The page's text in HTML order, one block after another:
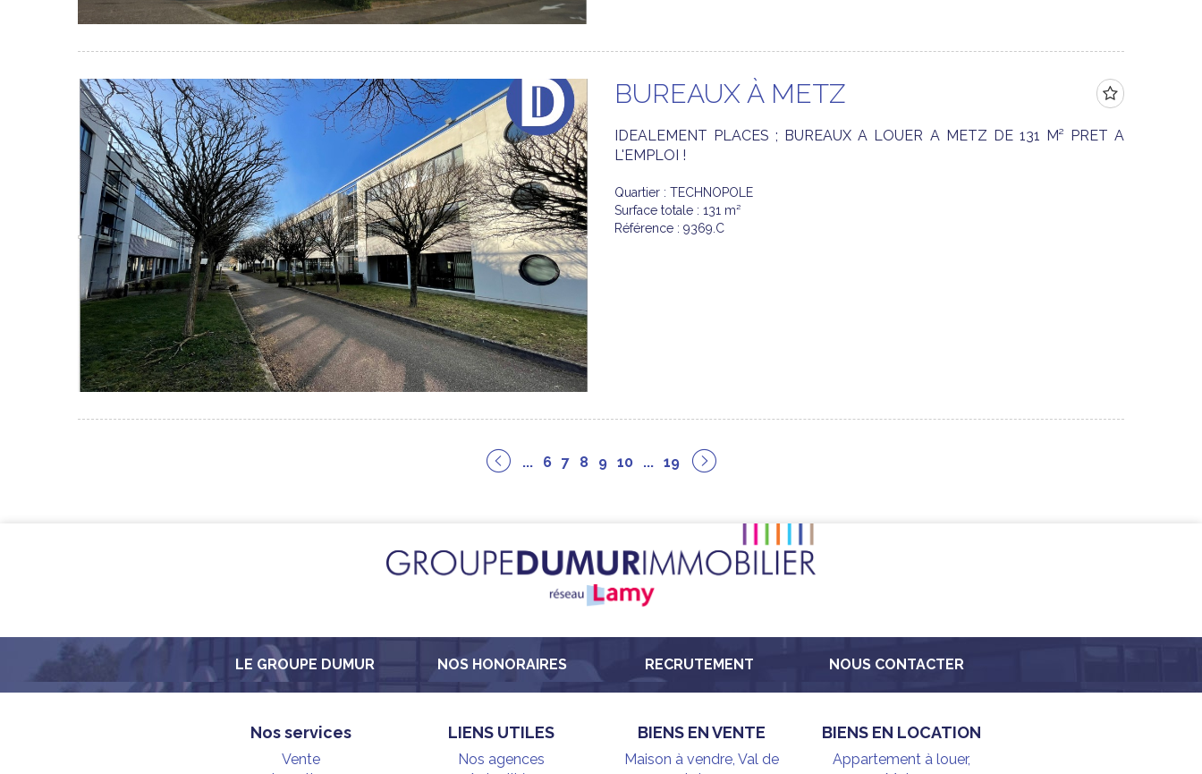
BUREAUX À METZ
IDEALEMENT PLACES ; BUREAUX A LOUER A METZ DE 131 M² PRET A
L'EMPLOI !
Quartier : TECHNOPOLE
Surface totale : 131 m²
Référence : 9369.C
... 6 7 8 9 10 ... 19
LE GROUPE DUMUR NOS HONORAIRES RECRUTEMENT NOUS CONTACTER
Nos services
Vente
LIENS UTILES
Nos agences
BIENS EN VENTE
Maison à vendre, Val de
BIENS EN LOCATION
Appartement à louer,